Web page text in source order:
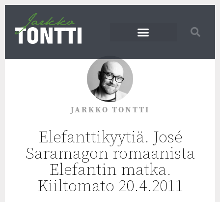
JARKKO TONTTI
Elefanttikyytiä. José
Saramagon romaanista
Elefantin matka.
Kiiltomato 20.4.2011